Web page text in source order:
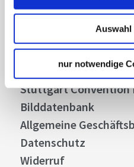
Auswahl
nur notwendige
Über uns
Stellenangebote
Presse
Business
Stuttgart Convention
Bilddatenbank
Allgemeine
Datenschutz
Widerruf